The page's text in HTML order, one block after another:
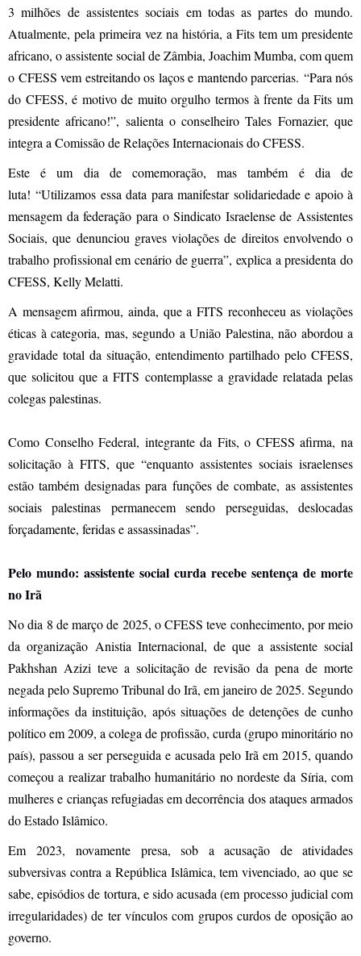
3 milhões de assistentes sociais em todas as partes do mundo.
Atualmente, pela primeira vez na história, a Fits tem um presidente
africano, o assistente social de Zâmbia, Joachim Mumba, com quem
o CFESS vem estreitando os laços e mantendo parcerias. “Para nós
do CFESS, é motivo de muito orgulho termos à frente da Fits um
presidente africano!”, salienta o conselheiro Tales Fornazier, que
integra a Comissão de Relações Internacionais do CFESS.
Este é um dia de comemoração, mas também é dia de
luta! “Utilizamos essa data para manifestar solidariedade e apoio à
mensagem da federação para o Sindicato Israelense de Assistentes
Sociais, que denunciou graves violações de direitos envolvendo o
trabalho profissional em cenário de guerra”, explica a presidenta do
CFESS, Kelly Melatti.
A mensagem afirmou, ainda, que a FITS reconheceu as violações
éticas à categoria, mas, segundo a União Palestina, não abordou a
gravidade total da situação, entendimento partilhado pelo CFESS,
que solicitou que a FITS contemplasse a gravidade relatada pelas
colegas palestinas.
Como Conselho Federal, integrante da Fits, o CFESS afirma, na
solicitação à FITS, que “enquanto assistentes sociais israelenses
estão também designadas para funções de combate, as assistentes
sociais palestinas permanecem sendo perseguidas, deslocadas
forçadamente, feridas e assassinadas”.
Pelo mundo: assistente social curda recebe sentença de morte
no Irã
No dia 8 de março de 2025, o CFESS teve conhecimento, por meio
da organização Anistia Internacional, de que a assistente social
Pakhshan Azizi teve a solicitação de revisão da pena de morte
negada pelo Supremo Tribunal do Irã, em janeiro de 2025. Segundo
informações da instituição, após situações de detenções de cunho
político em 2009, a colega de profissão, curda (grupo minoritário no
país), passou a ser perseguida e acusada pelo Irã em 2015, quando
começou a realizar trabalho humanitário no nordeste da Síria, com
mulheres e crianças refugiadas em decorrência dos ataques armados
do Estado Islâmico.
Em 2023, novamente presa, sob a acusação de atividades
subversivas contra a República Islâmica, tem vivenciado, ao que se
sabe, episódios de tortura, e sido acusada (em processo judicial com
irregularidades) de ter vínculos com grupos curdos de oposição ao
governo.